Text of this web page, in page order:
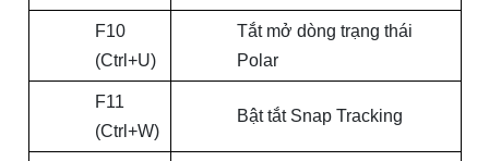
F10
(Ctrl+U)
Tắt mở dòng trạng thái
Polar
F11
(Ctrl+W)
Bật tắt Snap Tracking